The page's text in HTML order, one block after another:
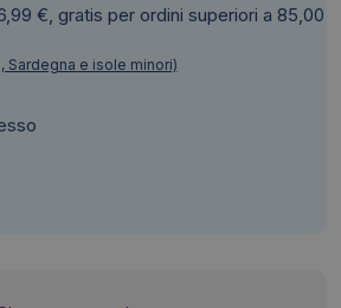
€, gratis per ordini superiori a 85,00
Sardegna e isole minori)